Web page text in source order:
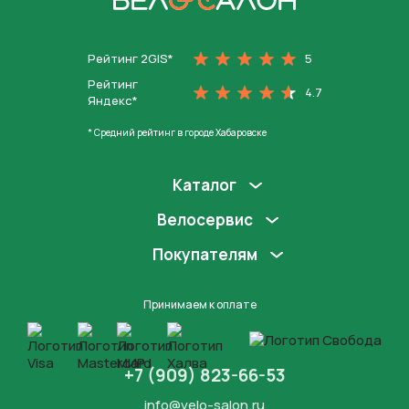
Рейтинг 2GIS*
5
Рейтинг
Яндекс*
4.7
* Средний рейтинг в городе Хабаровске
Каталог
Велосервис
Покупателям
Принимаем к оплате
+7 (909) 823-66-53